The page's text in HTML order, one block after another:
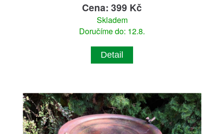
Cena: 399 Kč
Skladem
Doručíme do: 12.8.
Detail